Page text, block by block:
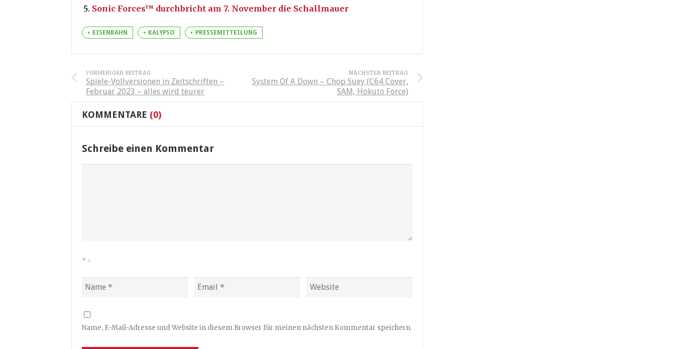
Sonic Forces™ durchbricht am 7. November die Schallmauer
EISENBAHN KALYPSO PRESSEMITTEILUNG
VORHERIGER BEITRAG
Spiele-Vollversionen in Zeitschriften –
Februar 2023 – alles wird teurer
NÄCHSTER BEITRAG
System Of A Down – Chop Suey (C64 Cover,
SAM, Hokuto Force)
KOMMENTARE (0)
Schreibe einen Kommentar
* =
Name, E-Mail-Adresse und Website in diesem Browser für meinen nächsten Kommentar speichern.